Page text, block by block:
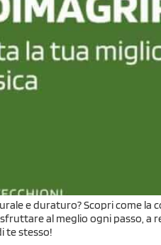
e duraturo? Scopri come la
al meglio ogni passo,
te stesso!